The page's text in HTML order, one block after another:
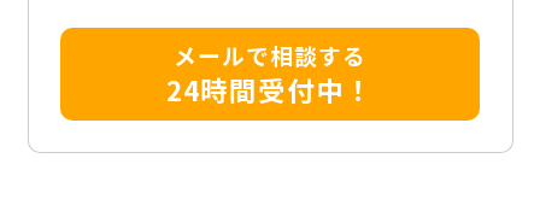
メールで相談する
24時間受付中！